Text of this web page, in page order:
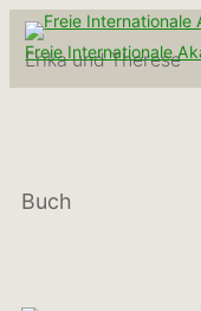
Zum
Inhalt
springen
Erika und Therese
Freie Internationale
Buch